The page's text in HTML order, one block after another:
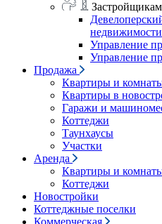
Застройщикам
недвижимости
Управление
Управление
Продажа
Квартиры и
Квартиры в
Гаражи и
Коттеджи
Таунхаусы
Участки
Аренда
Квартиры и
Коттеджи
Новостройки
Коттеджные поселки
Коммерческая